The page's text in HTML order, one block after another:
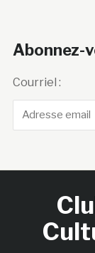
Abonnez-
Courriel :